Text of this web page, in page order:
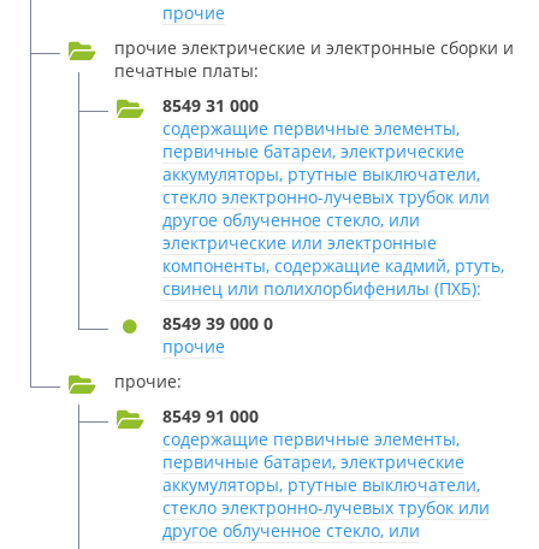
прочие
прочие электрические и электронные сборки и
печатные платы:
8549 31 000
содержащие первичные элементы,
первичные батареи, электрические
аккумуляторы, ртутные выключатели,
стекло электронно-лучевых трубок или
другое облученное стекло, или
электрические или электронные
компоненты, содержащие кадмий, ртуть,
свинец или полихлорбифенилы (ПХБ):
8549 39 000 0
прочие
прочие:
8549 91 000
содержащие первичные элементы,
первичные батареи, электрические
аккумуляторы, ртутные выключатели,
стекло электронно-лучевых трубок или
другое облученное стекло, или